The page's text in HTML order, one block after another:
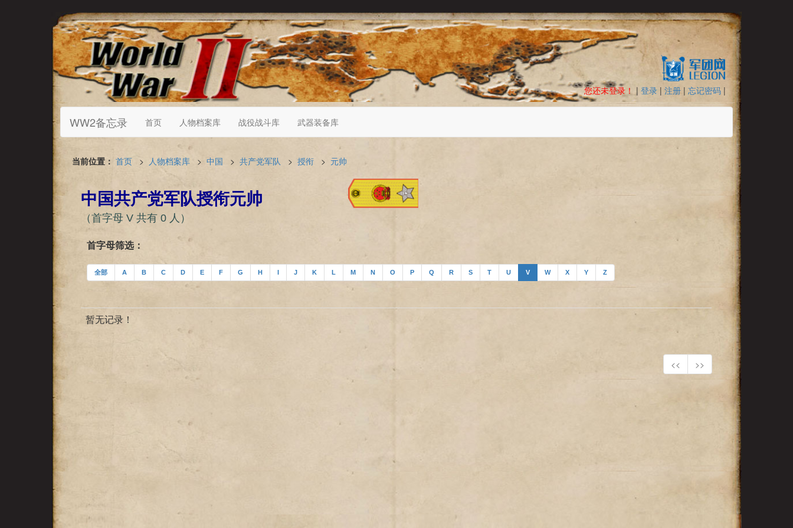
您还未登录！ | 登录 | 注册 | 忘记密码 |
WW2备忘录 首页 人物档案库 战役战斗库 武器装备库
当前位置： 首页 > 人物档案库 > 中国 > 共产党军队 > 授衔 > 元帅
中国共产党军队授衔元帅
（首字母 V 共有 0 人）
首字母筛选：
全部 A B C D E F G H I J K L M N O P Q R S T U V W X Y Z
暂无记录！
<< >>